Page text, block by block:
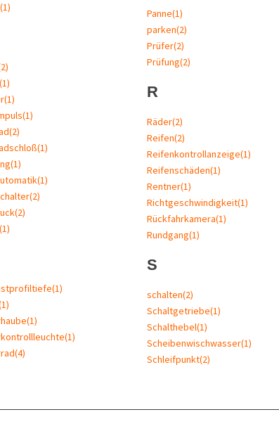
(1)
(1)
(1)
(1)
(2)
(1)
(1)
(1)
(2)
(2)
(1)
(1)
(1)
(1)
(4)
Panne(1)
parken(2)
Prüfer(2)
Prüfung(2)
R
Räder(2)
Reifen(2)
Reifenkontrollanzeige(1)
Reifenschäden(1)
Rentner(1)
Richtgeschwindigkeit(1)
Rückfahrkamera(1)
Rundgang(1)
S
schalten(2)
Schaltgetriebe(1)
Schalthebel(1)
Scheibenwischwasser(1)
Schleifpunkt(2)